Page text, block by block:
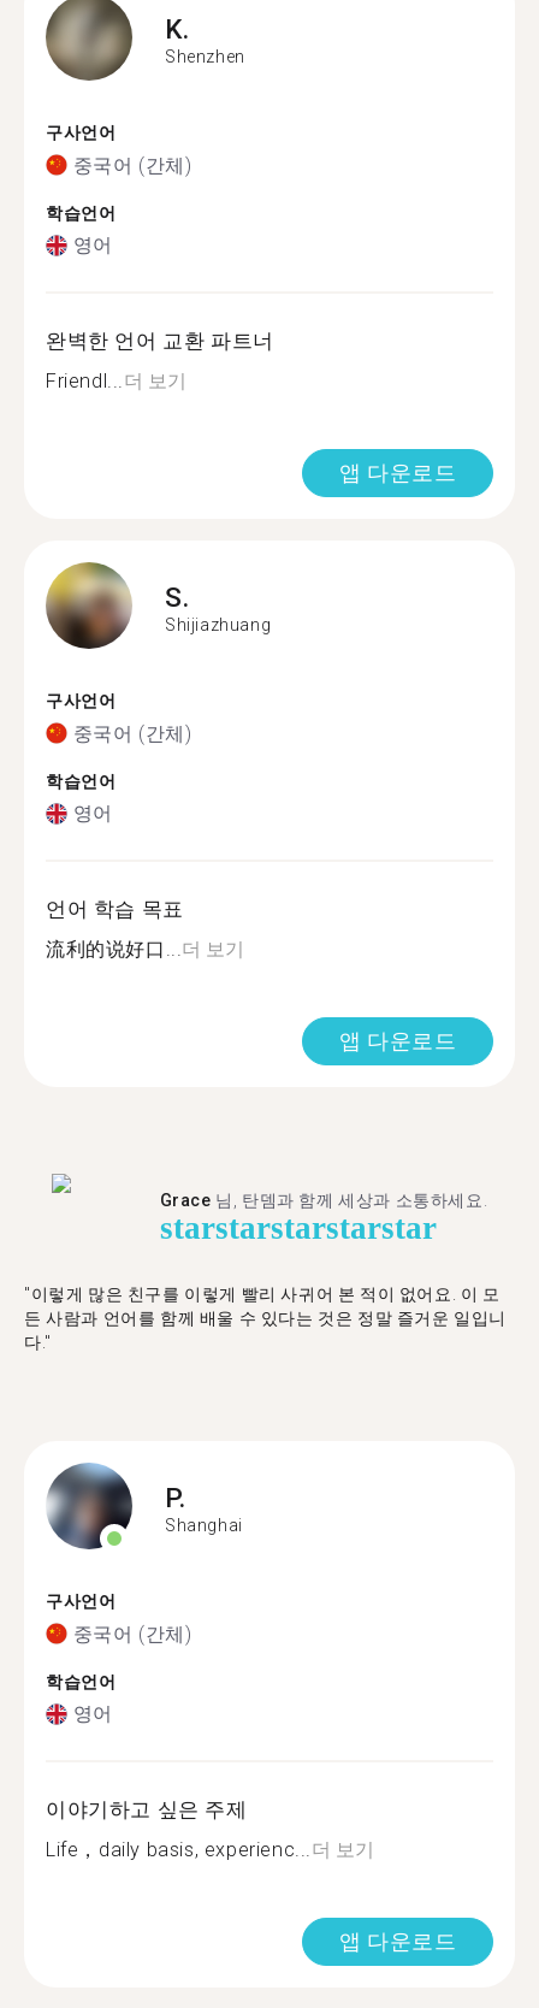
K.
Shenzhen
구사언어
중국어 (간체)
학습언어
영어
완벽한 언어 교환 파트너
Friendl...더 보기
앱 다운로드
S.
Shijiazhuang
구사언어
중국어 (간체)
학습언어
영어
언어 학습 목표
流利的说好口...더 보기
앱 다운로드
Grace 님, 탄뎀과 함께 세상과 소통하세요.
starstarstarstarstar
"이렇게 많은 친구를 이렇게 빨리 사귀어 본 적이 없어요. 이 모
든 사람과 언어를 함께 배울 수 있다는 것은 정말 즐거운 일입니
다."
P.
Shanghai
구사언어
중국어 (간체)
학습언어
영어
이야기하고 싶은 주제
Life，daily basis, experienc...더 보기
앱 다운로드